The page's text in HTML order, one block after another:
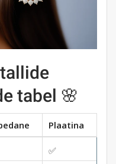
tabel 🌸
Plaatina
✅